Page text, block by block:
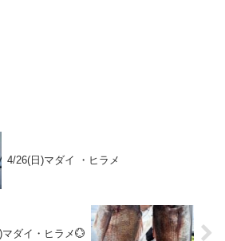
4/26(日)マダイ ・ヒラメ
マダイ・ヒラメ💮